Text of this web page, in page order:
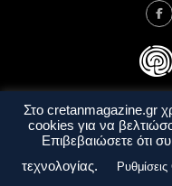
Ταυτότητα
Στο cretanmagazine.gr
cookies για να
Επιβεβαιώσετε ότι
τεχνολογίας.